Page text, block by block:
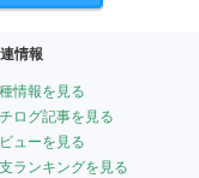
情報
情報を見る
ログ記事を見る
ューを見る
ランキングを見る